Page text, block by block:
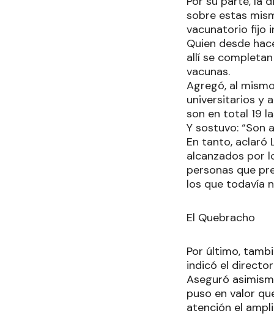
sobre estas
vacunatorio fijo
Quien desde
allí se
vacunas.
Agregó, al
universitarios y
son en total 19
Y sostuvo: “Son
En tanto, aclaró
alcanzados por
personas que
los que todavía
El Quebracho
Por último,
indicó el
Aseguró
puso en valor
atención el